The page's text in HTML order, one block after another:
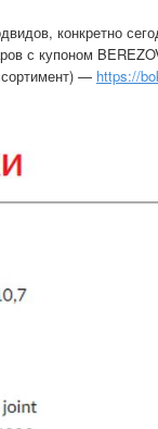
конкретно
с купоном
— https://